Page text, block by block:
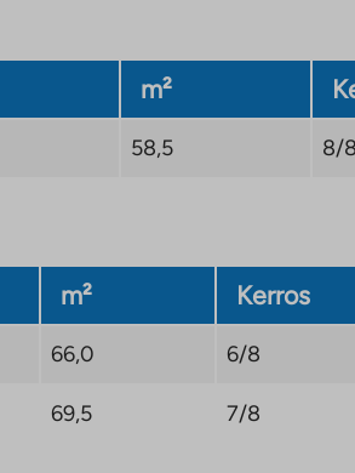
m²
58,5 8/8
m² Kerros
66,0 6/8
69,5 7/8